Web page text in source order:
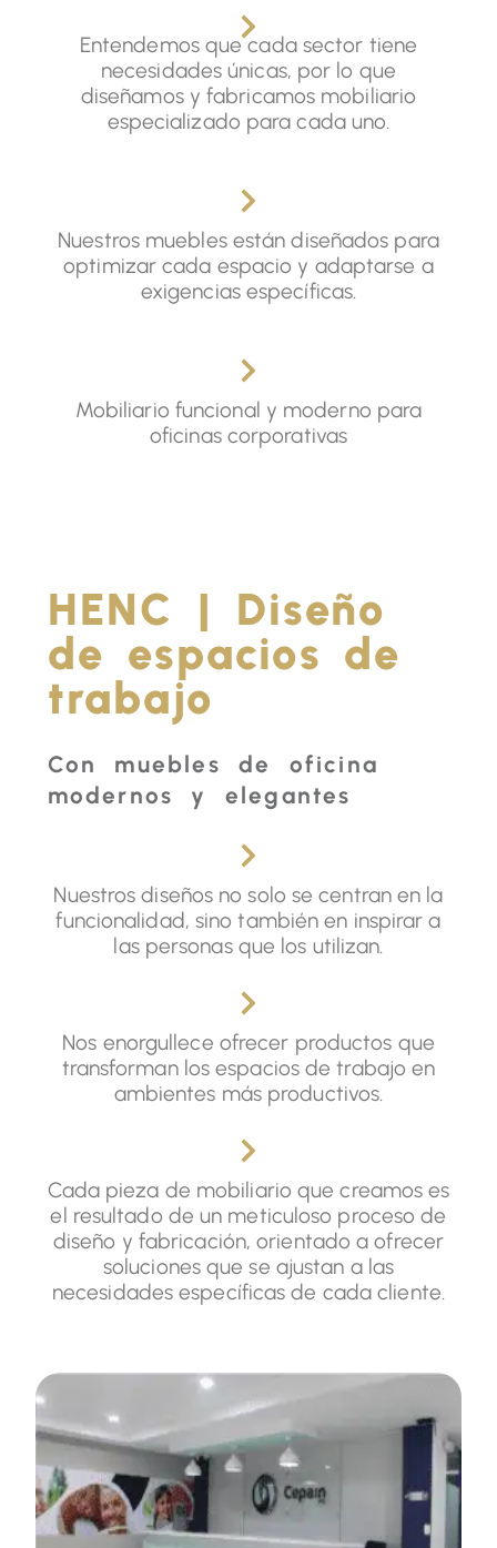
Entendemos que cada sector tiene
necesidades únicas, por lo que
diseñamos y fabricamos mobiliario
especializado para cada uno.
Nuestros muebles están diseñados para
optimizar cada espacio y adaptarse a
exigencias específicas.
Mobiliario funcional y moderno para
oficinas corporativas
HENC | Diseño
de espacios de
trabajo
Con muebles de oficina
modernos y elegantes
Nuestros diseños no solo se centran en la
funcionalidad, sino también en inspirar a
las personas que los utilizan.
Nos enorgullece ofrecer productos que
transforman los espacios de trabajo en
ambientes más productivos.
Cada pieza de mobiliario que creamos es
el resultado de un meticuloso proceso de
diseño y fabricación, orientado a ofrecer
soluciones que se ajustan a las
necesidades específicas de cada cliente.